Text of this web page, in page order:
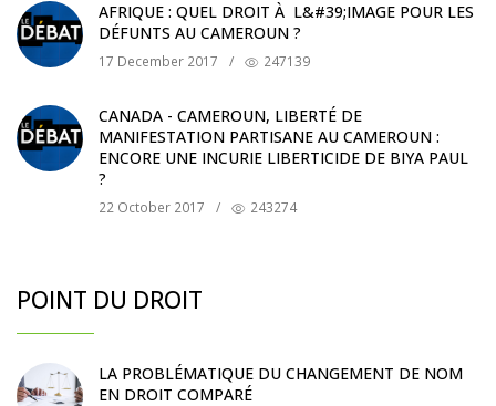
AFRIQUE : QUEL DROIT À L&#39;IMAGE POUR LES
DÉFUNTS AU CAMEROUN ?
17 December 2017 / 247139
CANADA - CAMEROUN, LIBERTÉ DE
MANIFESTATION PARTISANE AU CAMEROUN :
ENCORE UNE INCURIE LIBERTICIDE DE BIYA PAUL
?
22 October 2017 / 243274
POINT DU DROIT
LA PROBLÉMATIQUE DU CHANGEMENT DE NOM
EN DROIT COMPARÉ